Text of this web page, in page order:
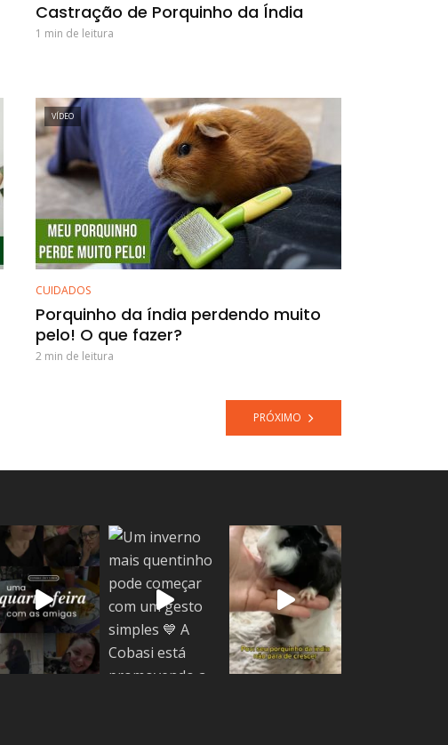
Castração de Porquinho da Índia
1 min de leitura
VÍDEO
CUIDADOS
Porquinho da índia perdendo muito
pelo! O que fazer?
2 min de leitura
PRÓXIMO